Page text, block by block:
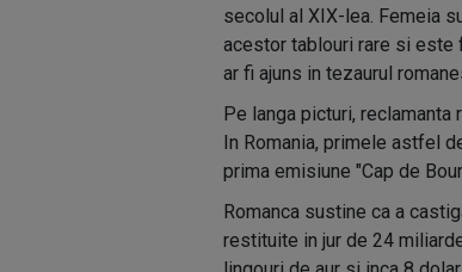
secolul al XIX-lea. Femeia
acestor tablouri rare si este
ar fi ajuns in tezaurul
Pe langa picturi,
In Romania, primele astfel
prima emisiune "Cap de
Romanca sustine ca a
restituite in jur de 24